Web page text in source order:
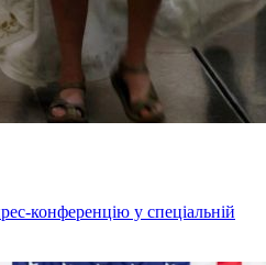
конференцію у спеціальній